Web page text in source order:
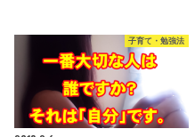
子育て・勉強法